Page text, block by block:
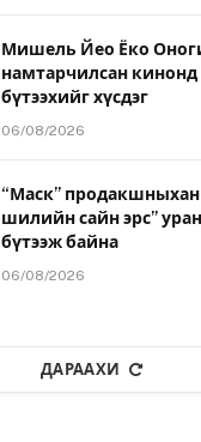
Мишель Йео Ёко
намтарчилсан
бүтээхийг хүсдэг
06/08/2026
“Маск”
шилийн сайн эрс”
бүтээж байна
06/08/2026
ДАРААХИ